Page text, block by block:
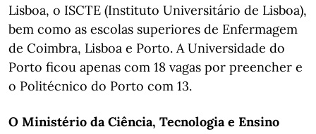
Lisboa, o ISCTE (Instituto Universitário de Lisboa),
bem como as escolas superiores de Enfermagem
de Coimbra, Lisboa e Porto. A Universidade do
Porto ficou apenas com 18 vagas por preencher e
o Politécnico do Porto com 13.
O Ministério da Ciência, Tecnologia e Ensino